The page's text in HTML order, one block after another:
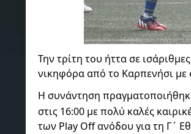
Την τρίτη του ήττα σε
νικηφόρα από το Καρπενήσι με
Η συνάντηση
στις 16:00 με πολύ καλές
των Play Off ανόδου για τη Γ΄